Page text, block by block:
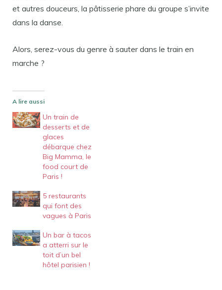
et autres douceurs, la pâtisserie phare du groupe s’invite
dans la danse.
Alors, serez-vous du genre à sauter dans le train en
marche ?
A lire aussi
Un train de
desserts et de
glaces
débarque chez
Big Mamma, le
food court de
Paris !
5 restaurants
qui font des
vagues à Paris
Un bar à tacos
a atterri sur le
toit d’un bel
hôtel parisien !